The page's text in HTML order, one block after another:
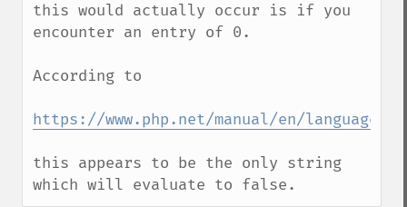
this would actually occur is if you
encounter an entry of 0.
According to
https://www.php.net/manual/en/
this appears to be the only string
which will evaluate to false.